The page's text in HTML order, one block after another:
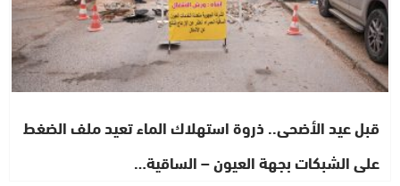
قبل عيد الأضحى.. ذروة استهلاك الماء تعيد ملف الضغط
على الشبكات بجهة العيون – الساقية…